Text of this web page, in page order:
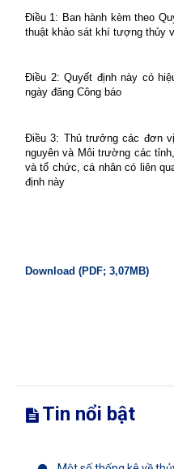
Điều 1: Ban hành kèm theo
thuật khảo sát khí tượng thủy
Điều 2: Quyết định này có
ngày đăng Công báo
Điều 3: Thủ trưởng các đơn
nguyên và Môi trường các
và tổ chức, cá nhân có liên
định này
Download (PDF; 3,07MB)
Tin nổi bật